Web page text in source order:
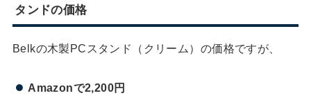
タンドの価格
Belkの木製PCスタンド（クリーム）の価格ですが、
Amazonで2,200円